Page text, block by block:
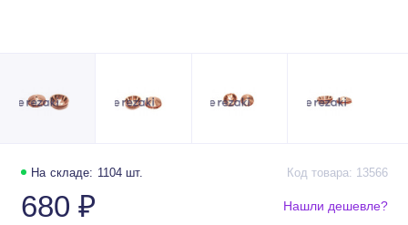
На складе: 1104 шт. Код товара: 13566
680 ₽ Нашли дешевле?